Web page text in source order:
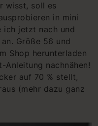
wisst, soll es
in mini
ich jetzt nach und
an. Größe 56 und
Shop herunterladen
nachnähen!
auf 70 % stellt,
(mehr dazu ganz